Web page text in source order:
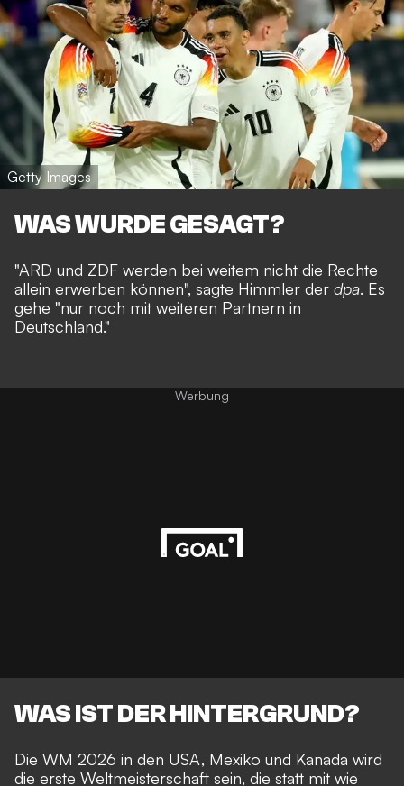
Getty Images
WAS WURDE GESAGT?
"ARD und ZDF werden bei weitem nicht die Rechte
allein erwerben können", sagte Himmler der dpa. Es
gehe "nur noch mit weiteren Partnern in
Deutschland."
Werbung
WAS IST DER HINTERGRUND?
Die WM 2026 in den USA, Mexiko und Kanada wird
die erste Weltmeisterschaft sein, die statt mit wie